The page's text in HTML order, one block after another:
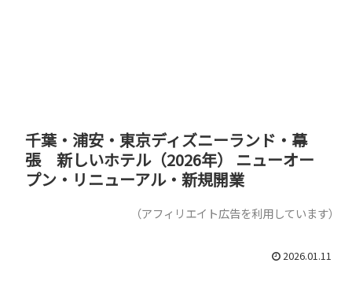
千葉・浦安・東京ディズニーランド・幕
張 新しいホテル（2026年） ニューオー
プン・リニューアル・新規開業
（アフィリエイト広告を利用しています）
2026.01.11